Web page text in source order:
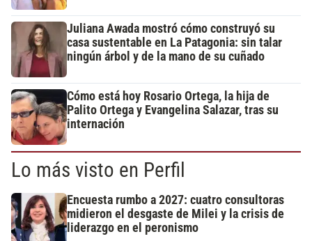
Juliana Awada mostró cómo construyó su
casa sustentable en La Patagonia: sin talar
ningún árbol y de la mano de su cuñado
Cómo está hoy Rosario Ortega, la hija de
Palito Ortega y Evangelina Salazar, tras su
internación
Lo más visto en Perfil
Encuesta rumbo a 2027: cuatro consultoras
midieron el desgaste de Milei y la crisis de
liderazgo en el peronismo